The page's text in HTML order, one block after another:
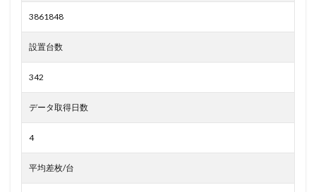
3861848
設置台数
342
データ取得日数
4
平均差枚/台